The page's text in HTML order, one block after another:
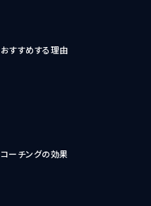
おすすめする理由
コーチングの効果